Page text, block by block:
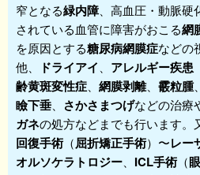
窄となる緑内障、高血圧・動脈硬
されている血管に障害がおこる網
を原因とする糖尿病網膜症などの
他、
ドライアイ アレルギー疾患
齢黄斑変性症
網膜剥離、 霰粒腫、
瞼下垂
さかさまつげなどの治療
ガネの処方などまでも行います。
回復手術（屈折矯正手術）〜レー
オルソケラトロジー ICL手術（